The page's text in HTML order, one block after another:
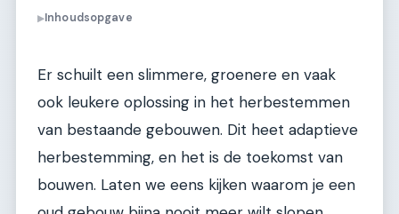
▶Inhoudsopgave
Er schuilt een slimmere, groenere en vaak
ook leukere oplossing in het herbestemmen
van bestaande gebouwen. Dit heet adaptieve
herbestemming, en het is de toekomst van
bouwen. Laten we eens kijken waarom je een